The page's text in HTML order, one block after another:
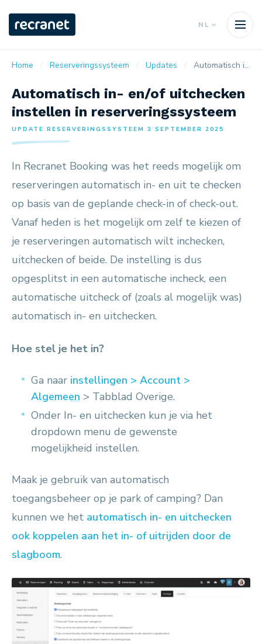
NL
Home Reserveringssysteem Updates Automatisch in- en/of uitchecken instellen in reserveringssysteem
Automatisch in- en/of uitchecken
instellen in reserveringssysteem
UPDATE RESERVERINGSSYSTEEM 3 SEPTEMBER 2025
In Recranet Booking was het reeds mogelijk om
reserveringen automatisch in- en uit te checken
op basis van de geplande check-in of check-out.
Vanaf heden is het mogelijk om zelf te kiezen of
je reserveringen automatisch wilt inchecken,
uitchecken of beide. De instelling is dus
opgesplitst in een automatische incheck, een
automatische uitcheck of (zoals al mogelijk was)
automatisch in- en uitchecken.
Hoe stel je het in?
Ga naar instellingen > Account >
Algemeen > Tabblad Overige.
Onder In- en uitchecken kun je via het
dropdown menu de gewenste
mogelijkheid instellen.
Maak je gebruik van automatisch
toegangsbeheer op je park of camping? Dan
kunnen we het automatisch in- en uitchecken
ook koppelen aan het in- of uitrijden door de
slagboom.